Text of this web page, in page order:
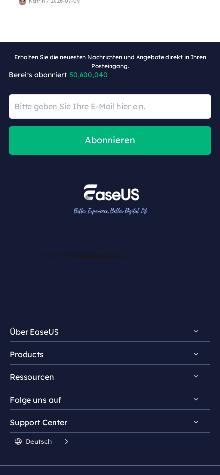
Erhalten Sie die neuesten Nachrichten und Angebote direkt in Ihren
Posteingang.
Bereits abonniert 50,600,040
Abonnieren
Über EaseUS
Impressum
Review & Auszeichnungen
Lizenz
Stundentenrabatt
Products
EaseUS PDF Editor
EaseUS PDF Converter
EaseUS AI ChatPDF
Ressourcen
PDF bearbeiten
Folge uns auf
  
Support Center
 Deutsch 